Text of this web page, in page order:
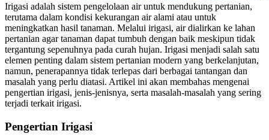
Irigasi adalah sistem pengelolaan air untuk mendukung pertanian,
terutama dalam kondisi kekurangan air alami atau untuk
meningkatkan hasil tanaman. Melalui irigasi, air dialirkan ke lahan
pertanian agar tanaman dapat tumbuh dengan baik meskipun tidak
tergantung sepenuhnya pada curah hujan. Irigasi menjadi salah satu
elemen penting dalam sistem pertanian modern yang berkelanjutan,
namun, penerapannya tidak terlepas dari berbagai tantangan dan
masalah yang perlu diatasi. Artikel ini akan membahas mengenai
pengertian irigasi, jenis-jenisnya, serta masalah-masalah yang sering
terjadi terkait irigasi.
Pengertian Irigasi